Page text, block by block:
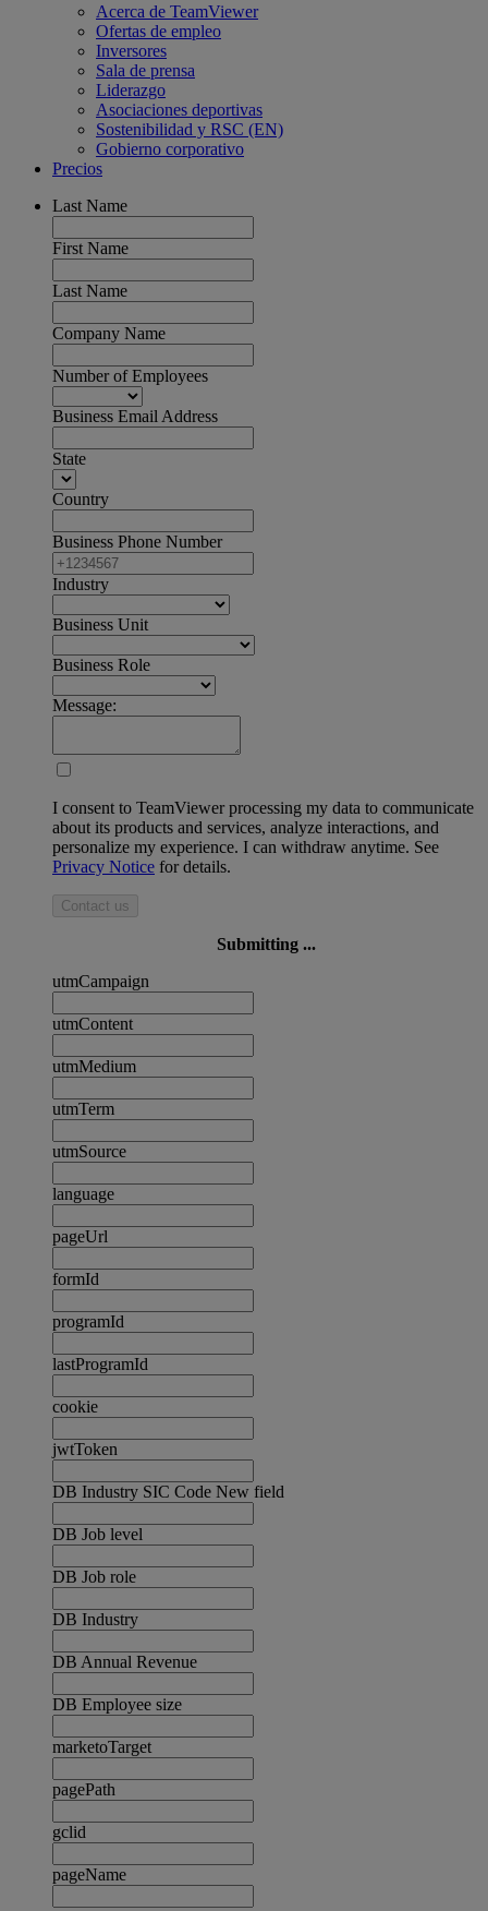
Acerca de TeamViewer
Ofertas de empleo
Inversores
Sala de prensa
Liderazgo
Asociaciones deportivas
Sostenibilidad y RSC (EN)
Gobierno corporativo
Precios
Last Name
First Name
Last Name
Company Name
Number of Employees
Business Email Address
State
Country
Business Phone Number
Industry
Business Unit
Business Role
Message:
I consent to TeamViewer processing my data to communicate
about its products and services, analyze interactions, and
personalize my experience. I can withdraw anytime. See
Privacy Notice for details.
Contact us
Submitting ...
utmCampaign
utmContent
utmMedium
utmTerm
utmSource
language
pageUrl
formId
programId
lastProgramId
cookie
jwtToken
DB Industry SIC Code New field
DB Job level
DB Job role
DB Industry
DB Annual Revenue
DB Employee size
marketoTarget
pagePath
gclid
pageName